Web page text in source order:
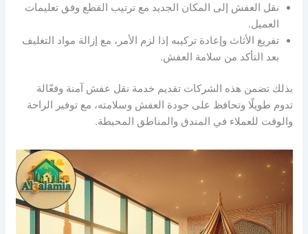
نقل العفش إلى المكان الجديد مع ترتيب القطع وفق تعليمات
العميل.
تفريغ الأثاث وإعادة تركيبه إذا لزم الأمر، مع إزالة مواد التغليف
بعد التأكد من سلامة العفش.
بذلك تضمن هذه الشركات تقديم خدمة نقل عفش آمنة وفعّالة
تدوم طويلًا وتحافظ على جودة العفش وسلامته، مع توفير الراحة
والوقت للعملاء في المندق والمناطق المحيطة.